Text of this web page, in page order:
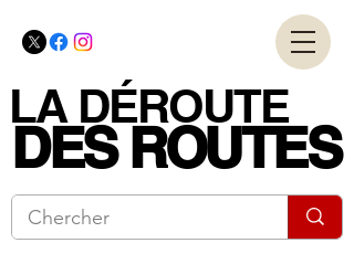
DES ROUTES
DES ROUTES
LA DÉROUTE
LA DÉROUTE